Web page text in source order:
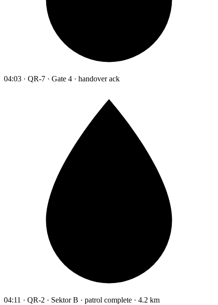
04:03 · QR-7 · Gate 4 · handover ack
04:11 · QR-2 · Sektor B · patrol complete · 4.2 km